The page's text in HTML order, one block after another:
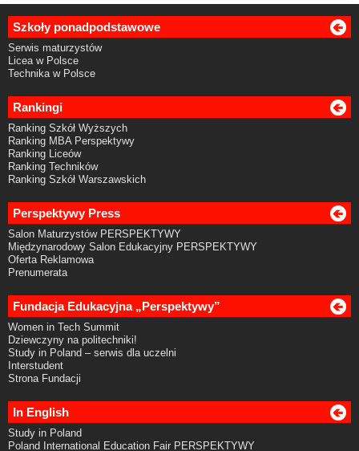
Szkoły ponadpodstawowe
Serwis maturzystów
Licea w Polsce
Technika w Polsce
Rankingi
Ranking Szkół Wyższych
Ranking MBA Perspektywy
Ranking Liceów
Ranking Techników
Ranking Szkół Warszawskich
Perspektywy Press
Salon Maturzystów PERSPEKTYWY
Międzynarodowy Salon Edukacyjny PERSPEKTYWY
Oferta Reklamowa
Prenumerata
Fundacja Edukacyjna „Perspektywy”
Women in Tech Summit
Dziewczyny na politechniki!
Study in Poland – serwis dla uczelni
Interstudent
Strona Fundacji
In English
Study in Poland
Poland International Education Fair PERSPEKTYWY